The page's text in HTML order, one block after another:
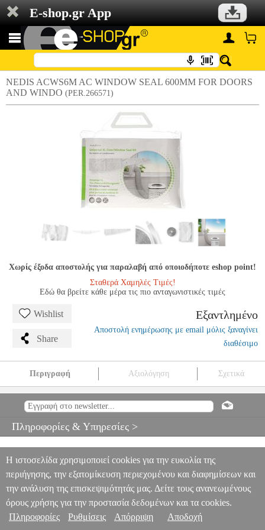
E-shop.gr App
NEDIS ACWS6M AC WINDOW SEAL 600MM FOR DOORS
AND WINDO (PER.266571)
Χωρίς έξοδα αποστολής για παραλαβή από οποιοδήποτε eshop point!
Σταθερά Χαμηλές Τιμές!
Εδώ θα βρείτε κάθε μέρα τις πιο ανταγωνιστικές τιμές
Wishlist
Share
Εξαντλημένο
Αποστολή ενημέρωσης με email μόλις ξαναγίνει
διαθέσιμο
Περιγραφή Αξιολόγηση Σχετικά
AND WINDO PER.266571 PER.266571 NEDIS
ΚΕΡΑΙΕΣ
FOR DOORS AND WINDO
Πληροφορίες & Υπηρεσίες >
Η ιστοσελίδα χρησιμοποιεί cookies για την ευκολία της
περιήγησης, την εξατομίκευση περιεχομένου και διαφημίσεων και
την ανάλυση της επισκεψιμότητάς μας. Δείτε τους ανανεωμένους
όρους χρήσης για την προστασία δεδομένων και τα cookies.
Πληροφορίες
Ρυθμίσεις Απόρριψη Αποδοχή